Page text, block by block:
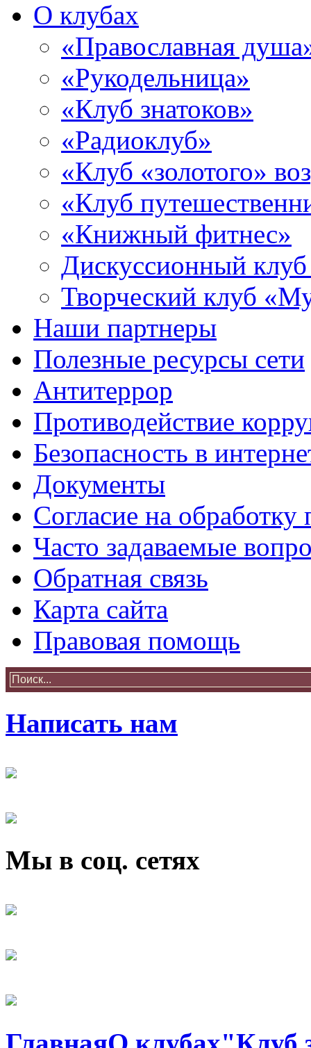
О клубах
«Православная
«Рукодельница»
«Клуб знатоков»
«Радиоклуб»
«Клуб «золотого»
«Клуб
«Книжный фитнес»
Дискуссионный
Творческий клуб
Наши партнеры
Полезные ресурсы сети
Антитеррор
Противодействие
Безопасность в
Документы
Согласие на
Часто задаваемые
Обратная связь
Карта сайта
Правовая помощь
Написать нам
Мы в соц. сетях